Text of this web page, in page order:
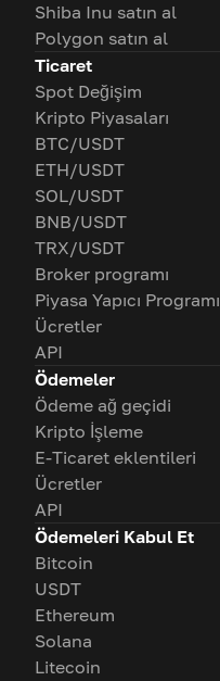
Shiba Inu satın al
Polygon satın al
Ticaret
Spot Değişim
Kripto Piyasaları
BTC/USDT
ETH/USDT
SOL/USDT
BNB/USDT
TRX/USDT
Broker programı
Piyasa Yapıcı Programı
Ücretler
API
Ödemeler
Ödeme ağ geçidi
Kripto İşleme
E-Ticaret eklentileri
Ücretler
API
Ödemeleri Kabul Et
Bitcoin
USDT
Ethereum
Solana
Litecoin